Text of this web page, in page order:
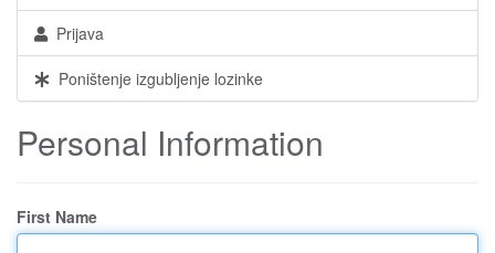
Prijava
Poništenje izgubljenje lozinke
Personal Information
First Name